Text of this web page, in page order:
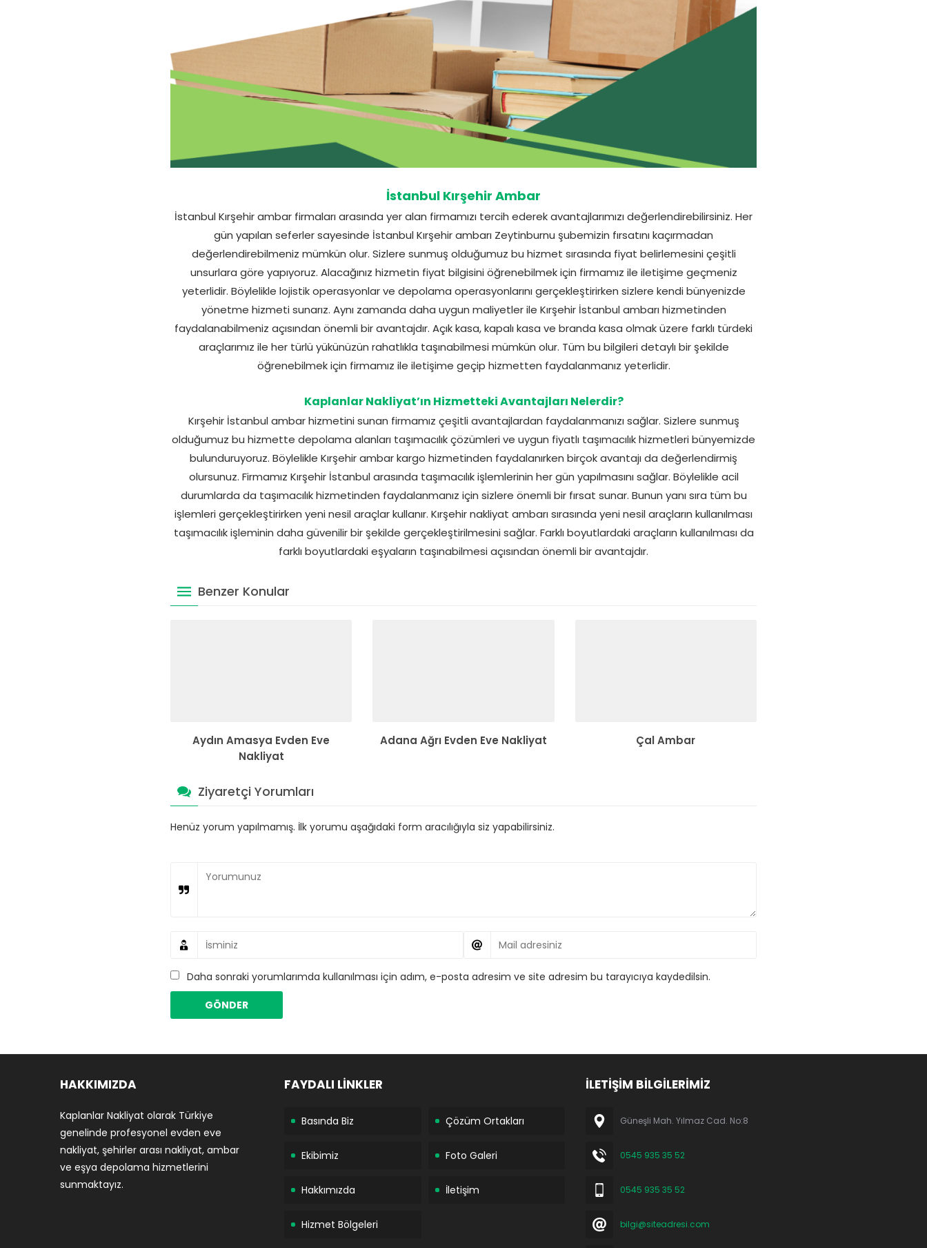
İstanbul Kırşehir Ambar
İstanbul Kırşehir ambar firmaları arasında yer alan firmamızı tercih ederek avantajlarımızı değerlendirebilirsiniz. Her
gün yapılan seferler sayesinde İstanbul Kırşehir ambarı Zeytinburnu şubemizin fırsatını kaçırmadan
değerlendirebilmeniz mümkün olur. Sizlere sunmuş olduğumuz bu hizmet sırasında fiyat belirlemesini çeşitli
unsurlara göre yapıyoruz. Alacağınız hizmetin fiyat bilgisini öğrenebilmek için firmamız ile iletişime geçmeniz
yeterlidir. Böylelikle lojistik operasyonlar ve depolama operasyonlarını gerçekleştirirken sizlere kendi bünyenizde
yönetme hizmeti sunarız. Aynı zamanda daha uygun maliyetler ile Kırşehir İstanbul ambarı hizmetinden
faydalanabilmeniz açısından önemli bir avantajdır. Açık kasa, kapalı kasa ve branda kasa olmak üzere farklı türdeki
araçlarımız ile her türlü yükünüzün rahatlıkla taşınabilmesi mümkün olur. Tüm bu bilgileri detaylı bir şekilde
öğrenebilmek için firmamız ile iletişime geçip hizmetten faydalanmanız yeterlidir.
Kaplanlar Nakliyat’ın Hizmetteki Avantajları Nelerdir?
Kırşehir İstanbul ambar hizmetini sunan firmamız çeşitli avantajlardan faydalanmanızı sağlar. Sizlere sunmuş
olduğumuz bu hizmette depolama alanları taşımacılık çözümleri ve uygun fiyatlı taşımacılık hizmetleri bünyemizde
bulunduruyoruz. Böylelikle Kırşehir ambar kargo hizmetinden faydalanırken birçok avantajı da değerlendirmiş
olursunuz. Firmamız Kırşehir İstanbul arasında taşımacılık işlemlerinin her gün yapılmasını sağlar. Böylelikle acil
durumlarda da taşımacılık hizmetinden faydalanmanız için sizlere önemli bir fırsat sunar. Bunun yanı sıra tüm bu
işlemleri gerçekleştirirken yeni nesil araçlar kullanır. Kırşehir nakliyat ambarı sırasında yeni nesil araçların kullanılması
taşımacılık işleminin daha güvenilir bir şekilde gerçekleştirilmesini sağlar. Farklı boyutlardaki araçların kullanılması da
farklı boyutlardaki eşyaların taşınabilmesi açısından önemli bir avantajdır.
Benzer Konular
Aydın Amasya Evden Eve
Nakliyat
Adana Ağrı Evden Eve Nakliyat Çal Ambar
Ziyaretçi Yorumları
Henüz yorum yapılmamış. İlk yorumu aşağıdaki form aracılığıyla siz yapabilirsiniz.
Daha sonraki yorumlarımda kullanılması için adım, e-posta adresim ve site adresim bu tarayıcıya kaydedilsin.
HAKKIMIZDA
Kaplanlar Nakliyat olarak Türkiye
genelinde profesyonel evden eve
nakliyat, şehirler arası nakliyat, ambar
ve eşya depolama hizmetlerini
sunmaktayız.
FAYDALI LİNKLER
Basında Biz Çözüm Ortakları
Ekibimiz Foto Galeri
Hakkımızda İletişim
Hizmet Bölgeleri
İLETİŞİM BİLGİLERİMİZ
Güneşli Mah. Yılmaz Cad. No:8
0545 935 35 52
0545 935 35 52
bilgi@siteadresi.com